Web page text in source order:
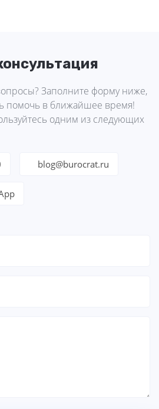
Заполните форму ниже,
помочь в ближайшее время!
одним из следующих
blog@burocrat.ru